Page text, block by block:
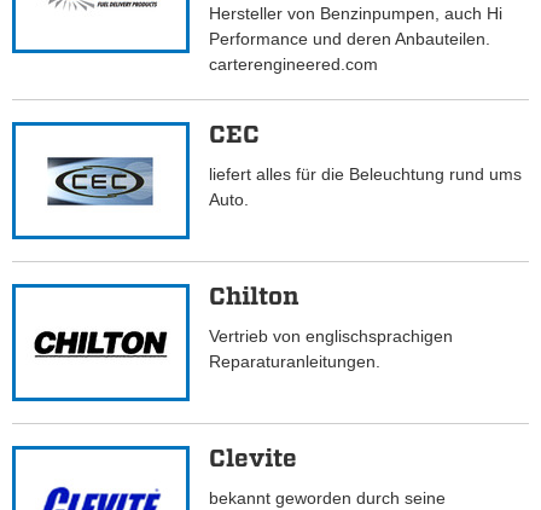
Hersteller von Benzinpumpen, auch Hi
Performance und deren Anbauteilen.
carterengineered.com
CEC
liefert alles für die Beleuchtung rund ums
Auto.
Chilton
Vertrieb von englischsprachigen
Reparaturanleitungen.
Clevite
bekannt geworden durch seine